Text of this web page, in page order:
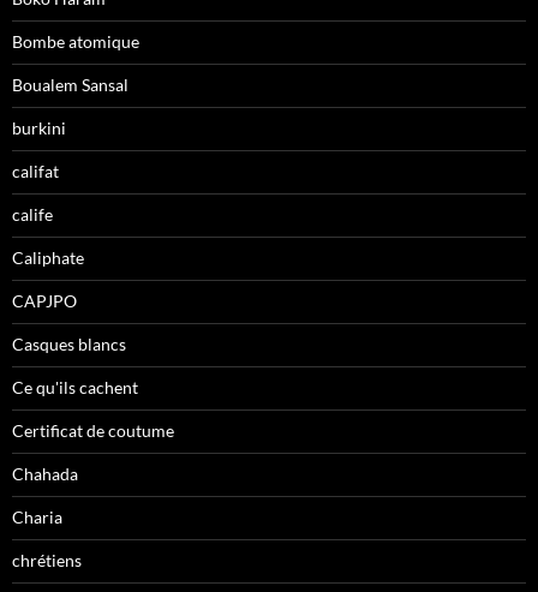
Bombe atomique
Boualem Sansal
burkini
califat
calife
Caliphate
CAPJPO
Casques blancs
Ce qu'ils cachent
Certificat de coutume
Chahada
Charia
chrétiens